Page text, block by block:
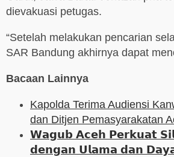
dievakuasi petugas.
“Setelah melakukan pencarian
SAR Bandung akhirnya dapat
Bacaan Lainnya
Kapolda Terima Audiensi
dan Ditjen Pemasyarakatan
𝗪𝗮𝗴𝘂𝗯 𝗔𝗰𝗲𝗵 𝗣𝗲𝗿𝗸𝘂𝗮𝘁
𝗱𝗲𝗻𝗴𝗮𝗻 𝗨𝗹𝗮𝗺𝗮 𝗱𝗮𝗻